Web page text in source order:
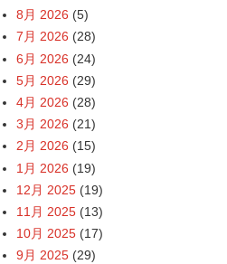
8月 2026 (5)
7月 2026 (28)
6月 2026 (24)
5月 2026 (29)
4月 2026 (28)
3月 2026 (21)
2月 2026 (15)
1月 2026 (19)
12月 2025 (19)
11月 2025 (13)
10月 2025 (17)
9月 2025 (29)